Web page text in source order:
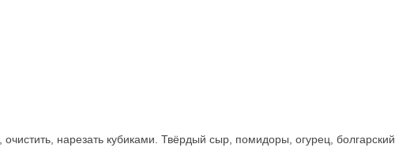
нарезать кубиками. Твёрдый сыр, помидоры, огурец,